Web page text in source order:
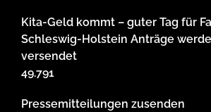
Kita-Geld kommt – guter Tag für
Schleswig-Holstein Anträge
versendet
49.791
Pressemitteilungen zusenden